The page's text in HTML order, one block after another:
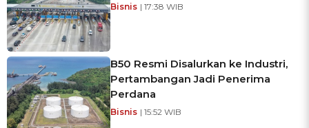
Bisnis | 17:38 WIB
B50 Resmi Disalurkan ke Industri,
Pertambangan Jadi Penerima
Perdana
Bisnis | 15:52 WIB